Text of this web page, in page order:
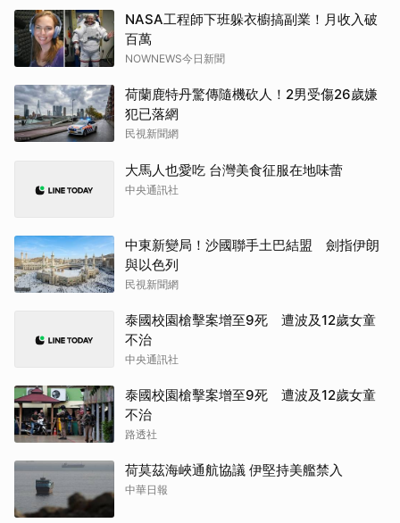
NASA工程師下班躲衣櫥搞副業！月收入破
百萬
NOWNEWS今日新聞
荷蘭鹿特丹驚傳隨機砍人！2男受傷26歲嫌
犯已落網
民視新聞網
大馬人也愛吃 台灣美食征服在地味蕾
中央通訊社
中東新變局！沙國聯手土巴結盟 劍指伊朗
與以色列
民視新聞網
泰國校園槍擊案增至9死 遭波及12歲女童
不治
中央通訊社
泰國校園槍擊案增至9死 遭波及12歲女童
不治
路透社
荷莫茲海峽通航協議 伊堅持美艦禁入
中華日報